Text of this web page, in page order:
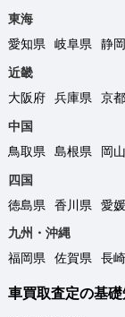
東海
愛知県
岐阜県 静
近畿
大阪府
兵庫県 京
中国
鳥取県
島根県 岡
四国
徳島県
香川県 愛
九州・沖縄
福岡県
佐賀県 長
車買取査定の基